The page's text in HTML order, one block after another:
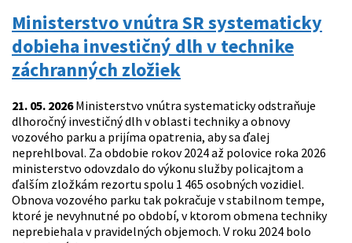
Ministerstvo vnútra SR systematicky
dobieha investičný dlh v technike
záchranných zložiek
21. 05. 2026Ministerstvo vnútra systematicky odstraňuje
dlhoročný investičný dlh v oblasti techniky a obnovy
vozového parku a prijíma opatrenia, aby sa ďalej
neprehlboval. Za obdobie rokov 2024 až polovice roka 2026
ministerstvo odovzdalo do výkonu služby policajtom a
ďalším zložkám rezortu spolu 1 465 osobných vozidiel.
Obnova vozového parku tak pokračuje v stabilnom tempe,
ktoré je nevyhnutné po období, v ktorom obmena techniky
neprebiehala v pravidelných objemoch. V roku 2024 bolo